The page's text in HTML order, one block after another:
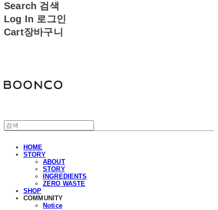
Search 검색
Log In 로그인
Cart장바구니
HOME
STORY
ABOUT
STORY
INGREDIENTS
ZERO WASTE
SHOP
COMMUNITY
Notice